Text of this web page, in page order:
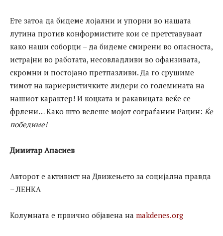
Ете затоа да бидеме лојални и упорни во нашата
лутина против конформистите кои се претставуваат
како наши соборци – да бидеме смирени во опасноста,
истрајни во работата, несовладливи во офанзивата,
скромни и постојано претпазливи. Да го срушиме
тимот на кариеристичките лидери со големината на
нашиот карактер! И коцката и ракавицата веќе се
фрлени… Како што велеше мојот сограѓанин Рацин: Ќе
победиме!
Димитар Апасиев
Авторот е активист на Движењето за социјална правда
– ЛЕНКА
Колумната е првично објавена на makdenes.org